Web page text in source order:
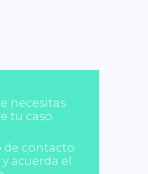
necesitas
tu caso.
de contacto
acuerda el